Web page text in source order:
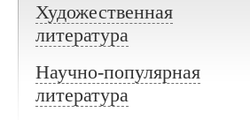
Художественная
литература
Научно-популярная
литература